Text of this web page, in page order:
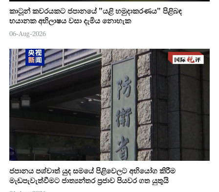
කාටූන් කවරයකට ජපානයේ "යළි හමුදාකරණය" පිළිබඳ
භයානක අභිලාෂය වසා දැමිය නොහැක
06-Aug-2026
ජපානය පශ්චාත් යුද සමයේ පිළිවෙලට අභියෝග කිරීම
මැඩපැවැත්වීමට ජාත්‍යන්තර ප්‍රජාව පියවර ගත යුතුයි